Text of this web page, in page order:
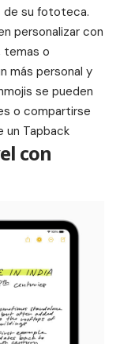
de su fototeca.
personalizar con
temas o
más personal y
se pueden
o compartirse
un Tapback
con